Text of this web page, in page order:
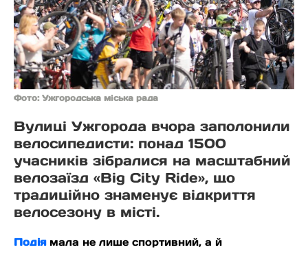
Фото: Ужгородська міська рада
Вулиці Ужгорода вчора заполонили
велосипедисти: понад 1500
учасників зібралися на масштабний
велозаїзд «Big City Ride», що
традиційно знаменує відкриття
велосезону в місті.
Подіямала не лише спортивний, а й